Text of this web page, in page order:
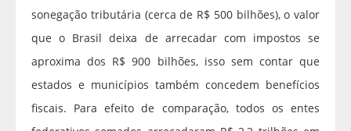
sonegação tributária (cerca de R$ 500 bilhões), o valor
que o Brasil deixa de arrecadar com impostos se
aproxima dos R$ 900 bilhões, isso sem contar que
estados e municípios também concedem benefícios
fiscais. Para efeito de comparação, todos os entes